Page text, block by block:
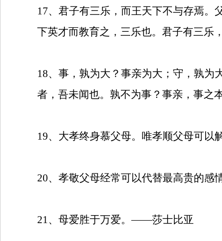
17、君子有三乐，而王天下不与存焉。
下英才而教育之，三乐也。君子有三
18、事，孰为大？事亲为大；守，孰为
者，吾未闻也。孰不为事？事亲，事
19、大孝终身慕父母。唯孝顺父母可
20、孝敬父母经常可以代替最高贵的
21、母爱胜于万爱。——莎士比亚